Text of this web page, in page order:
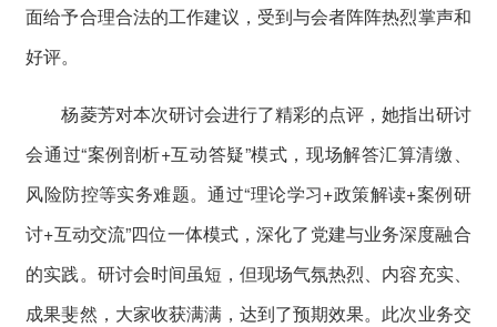
面给予合理合法的工作建议，受到与会者阵阵热烈掌声和
好评。
杨菱芳对本次研讨会进行了精彩的点评，她指出研讨
会通过“案例剖析+互动答疑”模式，现场解答汇算清缴、
风险防控等实务难题。通过“理论学习+政策解读+案例研
讨+互动交流”四位一体模式，深化了党建与业务深度融合
的实践。研讨会时间虽短，但现场气氛热烈、内容充实、
成果斐然，大家收获满满，达到了预期效果。此次业务交